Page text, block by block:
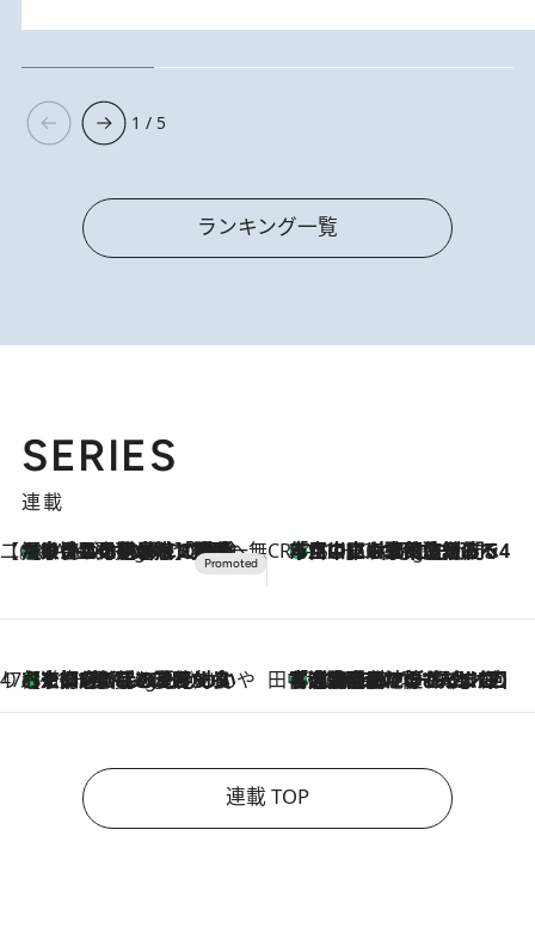
1 / 5
ランキング一覧
SERIES
連載
【CREA×星野リゾート】唯一無二。癒しと発見が待つ場所へ
9 Hours Ago
【トンボの足水浴】ヒノキの香りに包まれて涼感マックス！約13℃の湧水かけ流しを避暑地「星野温泉 トンボの湯」で体験 CREA'S CHOICE
11 Hours Ago
「立川にも歌舞伎があるんだよ」 片岡仁左衛門・市川中車ら豪華座組みで4年目の立川立飛歌舞伎へ
47都道府県の手みやげ ひんやりスイーツで夏を満喫
11 Hours Ago
【京都府】この夏絶対食べたい 冷やしておいしいおやつ3選 ひと口目から心を掴む新緑のテリーヌ 田中稲の勝手に再ブーム
2026.8.7
「湘南乃風に憧れて」観客大盛上がりの“タオル回し”に、ラッパー顔負けの高速歌唱まで…さだまさし（74）のアグレッシブすぎる現在地
連載 TOP